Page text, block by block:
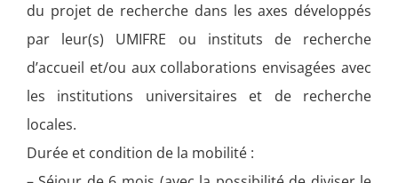
du projet de recherche dans les axes développés
par leur(s) UMIFRE ou instituts de recherche
d’accueil et/ou aux collaborations envisagées avec
les institutions universitaires et de recherche
locales.
Durée et condition de la mobilité :